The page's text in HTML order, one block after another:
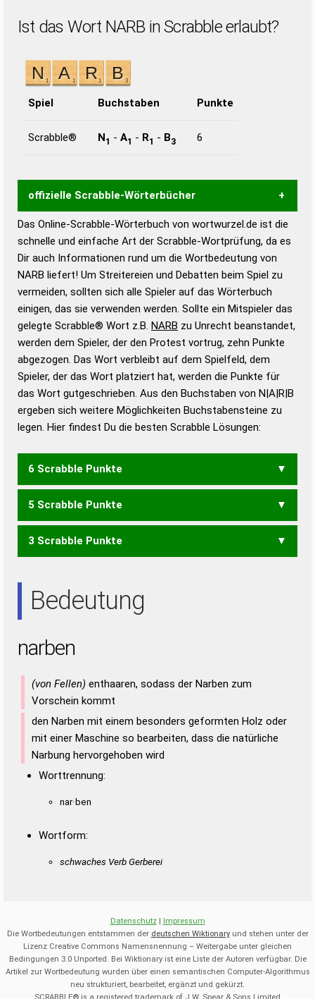
Ist das Wort NARB in Scrabble erlaubt?
Spiel Buchstaben Punkte
Scrabble® N1 - A1 - R1 - B3 6
offizielle Scrabble-Wörterbücher
Wortwurzel liefert mit Hilfe eines semantischen
Wortanalyse-Algorithmus gute Anhaltspunkte zu
Wortbedeutung, Worttrennung und Wortform, um die
Gültigkeit eines Wortes für das Scrabble-Spiel zu
bestimmen!
zugelassene Turnier Scrabble-
Wörterbücher sind:
Duden – Standardwerk in 12 Bänden
Duden – Richtiges und gutes
Deutsch
Duden – Die deutsche Grammatik
Duden – Deutsches
Universalwörterbuch
Das Online-Scrabble-Wörterbuch von wortwurzel.de ist die
schnelle und einfache Art der Scrabble-Wortprüfung, da es
Dir auch Informationen rund um die Wortbedeutung von
NARB liefert! Um Streitereien und Debatten beim Spiel zu
vermeiden, sollten sich alle Spieler auf das Wörterbuch
einigen, das sie verwenden werden. Sollte ein Mitspieler das
gelegte Scrabble® Wort z.B. NARB zu Unrecht beanstandet,
werden dem Spieler, der den Protest vortrug, zehn Punkte
abgezogen. Das Wort verbleibt auf dem Spielfeld, dem
Spieler, der das Wort platziert hat, werden die Punkte für
das Wort gutgeschrieben. Aus den Buchstaben von N|A|R|B
ergeben sich weitere Möglichkeiten Buchstabensteine zu
legen. Hier findest Du die besten Scrabble Lösungen:
6 Scrabble Punkte
BARN
5 Scrabble Punkte
BAN BAR
3 Scrabble Punkte
Bedeutung
narben
(von Fellen) enthaaren, sodass der Narben zum
Vorschein kommt
den Narben mit einem besonders geformten Holz oder
mit einer Maschine so bearbeiten, dass die natürliche
Narbung hervorgehoben wird
Worttrennung:
nar·ben
Wortform:
schwaches Verb Gerberei
Datenschutz| Impressum
Die Wortbedeutungen entstammen der deutschen Wiktionaryund stehen unter der
Lizenz Creative Commons Namensnennung – Weitergabe unter gleichen
Bedingungen 3.0 Unported. Bei Wiktionary ist eine Liste der Autoren verfügbar. Die
Artikel zur Wortbedeutung wurden über einen semantischen Computer-Algorithmus
neu strukturiert, bearbeitet, ergänzt und gekürzt.
SCRABBLE® is a registered trademark of J.W. Spear & Sons Limited